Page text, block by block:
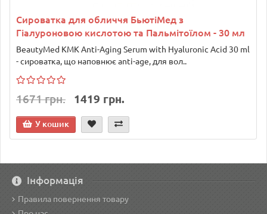
Сироватка для обличчя БьютіМед з
Гіалуроновою кислотою та Пальмітоїлом - 30 мл
BeautyMed KMK Anti-Aging Serum with Hyaluronic Acid 30 ml
- сироватка, що наповнює anti-age, для вол..
1671 грн. 1419 грн.
У кошик
Інформація
Правила повернення товару